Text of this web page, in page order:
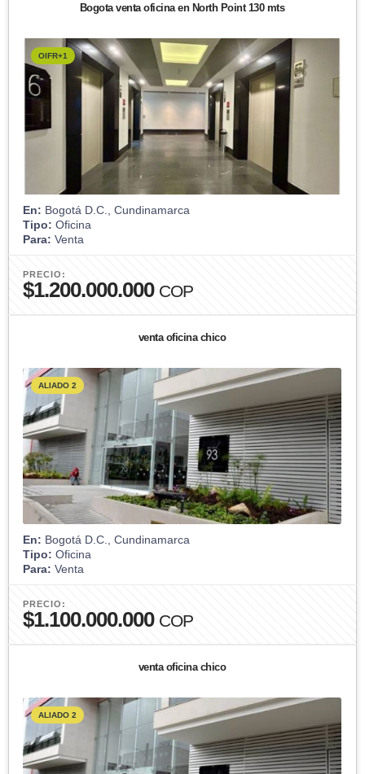
Bogota venta oficina en North Point 130 mts
OIFR+1
En: Bogotá D.C., Cundinamarca
Tipo: Oficina
Para: Venta
PRECIO:
$1.200.000.000 COP
venta oficina chico
ALIADO 2
En: Bogotá D.C., Cundinamarca
Tipo: Oficina
Para: Venta
PRECIO:
$1.100.000.000 COP
venta oficina chico
ALIADO 2